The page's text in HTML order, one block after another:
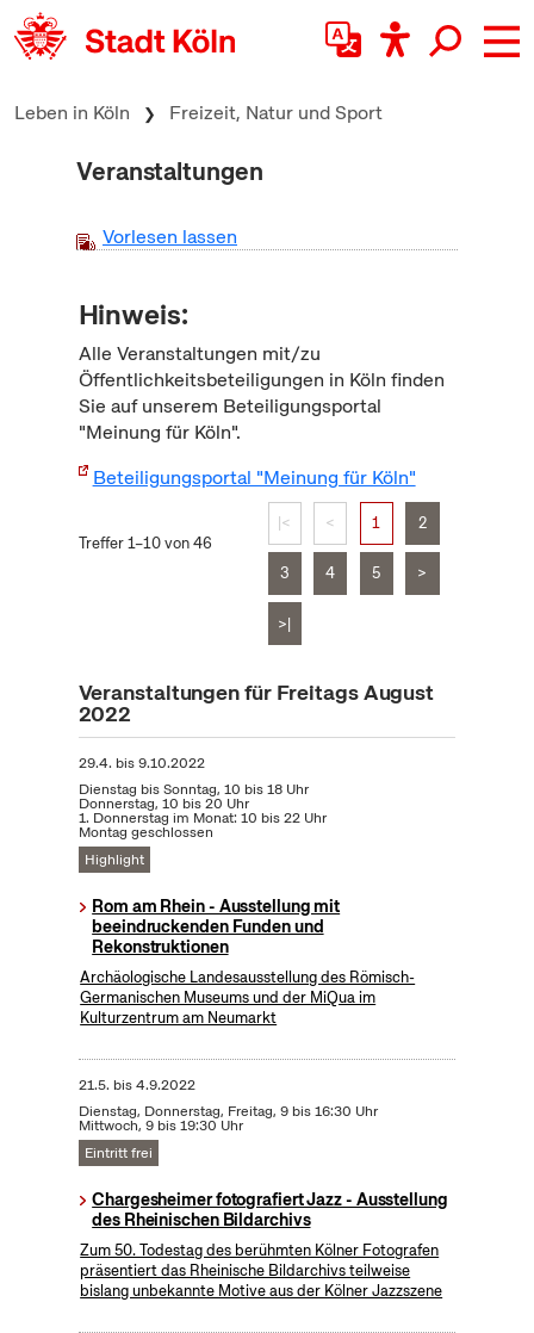
zum Inhalt springen
Leben in Köln Freizeit, Natur und Sport
Veranstaltungen
Vorlesen lassen
Hinweis:
Alle Veranstaltungen mit/zu
Öffentlichkeitsbeteiligungen in Köln finden
Sie auf unserem Beteiligungsportal
"Meinung für Köln".
Beteiligungsportal "Meinung für Köln"
Treffer 1–10 von 46
|< < 1 2
3 4 5 >
>|
Veranstaltungen für Freitags August
2022
29.4. bis9.10.2022
Dienstag bis Sonntag, 10 bis 18 Uhr
Donnerstag, 10 bis 20 Uhr
1. Donnerstag im Monat: 10 bis 22 Uhr
Montag geschlossen
Highlight
Rom am Rhein - Ausstellung mit
beeindruckenden Funden und
Rekonstruktionen
Archäologische Landesausstellung des Römisch-
Germanischen Museums und der MiQua im
Kulturzentrum am Neumarkt
21.5. bis4.9.2022
Dienstag, Donnerstag, Freitag, 9 bis 16:30 Uhr
Mittwoch, 9 bis 19:30 Uhr
Eintritt frei
Chargesheimer fotografiert Jazz - Ausstellung
des Rheinischen Bildarchivs
Zum 50. Todestag des berühmten Kölner Fotografen
präsentiert das Rheinische Bildarchivs teilweise
bislang unbekannte Motive aus der Kölner Jazzszene